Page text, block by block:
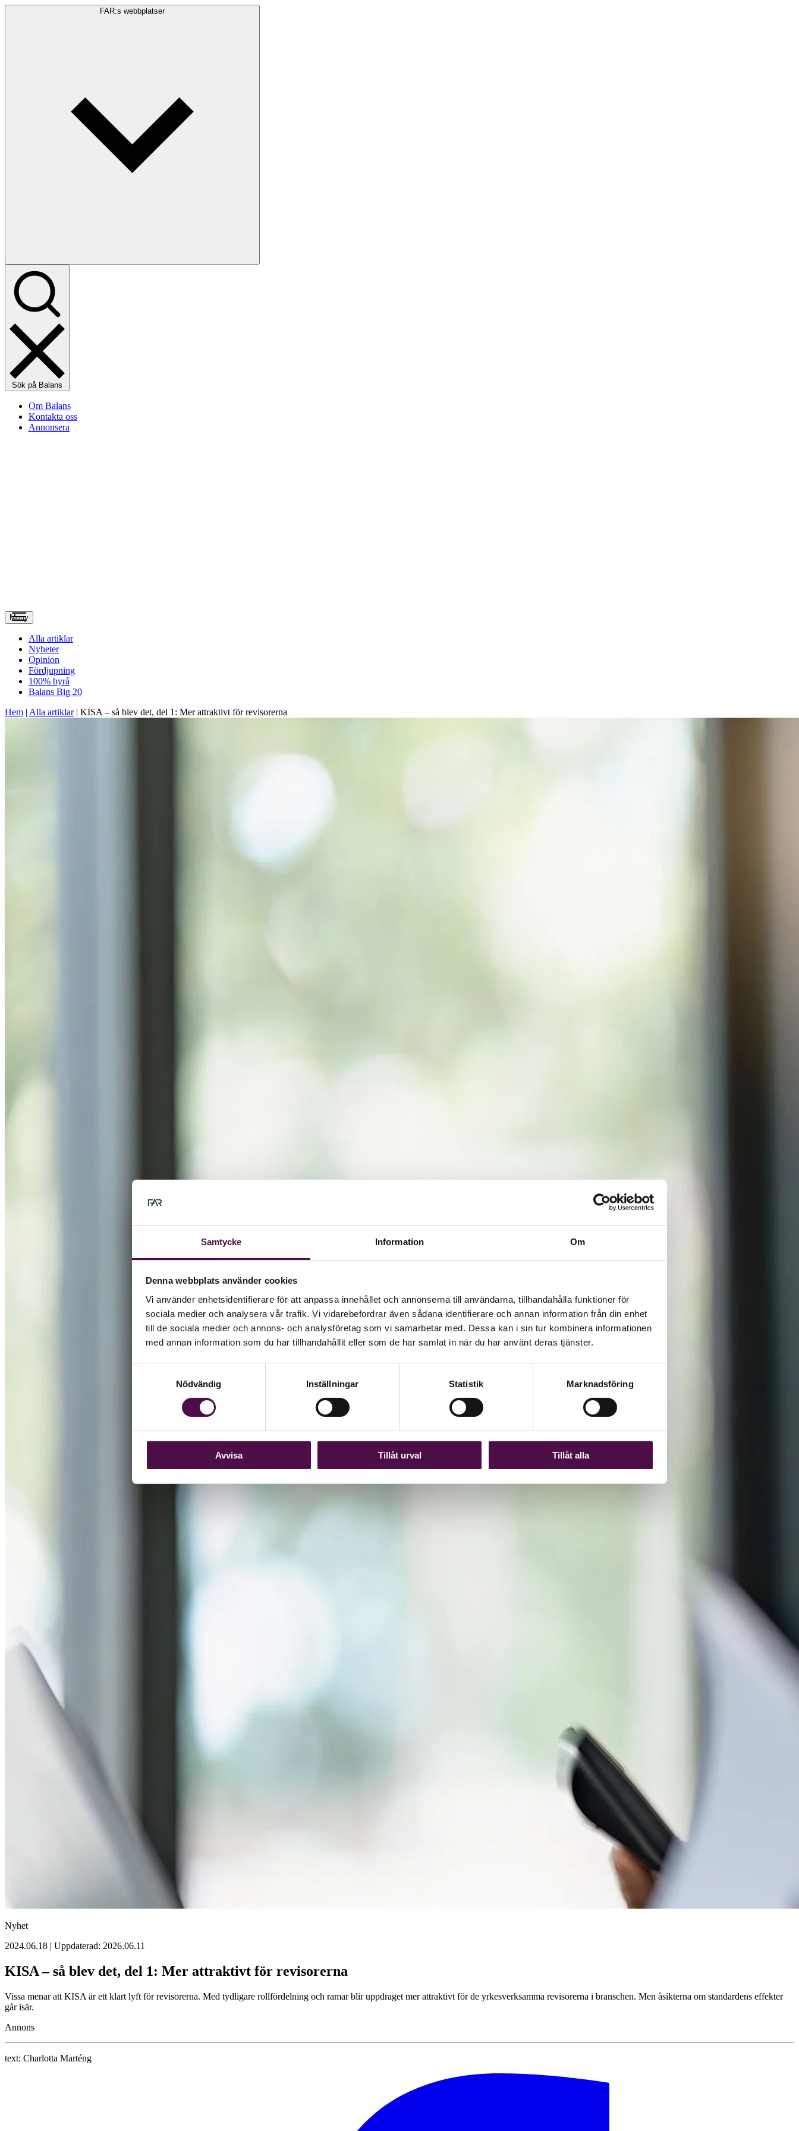
Samtycke Information Om
Denna webbplats använder cookies
Vi använder enhetsidentifierare för att anpassa innehållet och annonserna till användarna, tillhandahålla funktioner för
sociala medier och analysera vår trafik. Vi vidarebefordrar även sådana identifierare och annan information från din enhet
till de sociala medier och annons- och analysföretag som vi samarbetar med. Dessa kan i sin tur kombinera informationen
med annan information som du har tillhandahållit eller som de har samlat in när du har använt deras tjänster.
Nödvändig
Inställningar Statistik Marknadsföring
Avvisa Tillåt urval Tillåt alla
FAR:s webbplatser
Sök på Balans
Om Balans
Kontakta oss
Annonsera
Meny
Alla artiklar
Nyheter
Opinion
Fördjupning
100% byrå
Balans Big 20
Hem | Alla artiklar| KISA – så blev det, del 1: Mer attraktivt för revisorerna
Nyhet
2024.06.18 | Uppdaterad: 2026.06.11
KISA – så blev det, del 1: Mer attraktivt för revisorerna
Vissa menar att KISA är ett klart lyft för revisorerna. Med tydligare rollfördelning och ramar blir uppdraget mer attraktivt för de yrkesverksamma revisorerna i branschen. Men åsikterna om standardens effekter
går isär.
Annons
text: Charlotta Marténg